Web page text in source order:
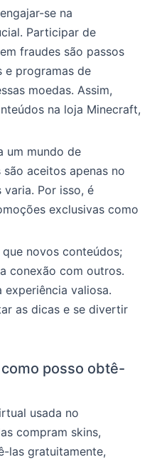
se na
Participar de
fraudes são passos
e programas de
moedas. Assim,
na loja Minecraft,
um mundo de
aceitos apenas no
Por isso, é
exclusivas como
novos conteúdos;
conexão com outros.
valiosa.
as dicas e se divertir
posso obtê-
usada no
compram skins,
las gratuitamente,